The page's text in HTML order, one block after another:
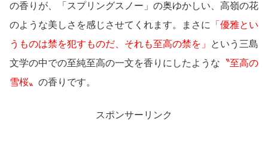
の香りが、「スプリングスノー」の奥ゆかしい、高嶺の花
のような美しさを感じさせてくれます。まさに
「優雅とい
うものは禁を犯すものだ、それも至高の禁を」
という三島
文学の中での至純至高の一文を香りにしたような 〝至高の
雪桜〟 の香りです。
スポンサーリンク